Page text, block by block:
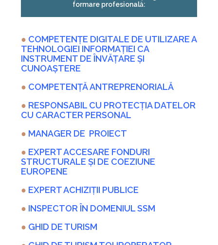
formare profesională:
● COMPETENȚE DIGITALE DE UTILIZARE A
TEHNOLOGIEI INFORMAȚIEI CA
INSTRUMENT DE ÎNVĂȚARE ȘI
CUNOAȘTERE
● COMPETENȚĂ ANTREPRENORIALĂ
● RESPONSABIL CU PROTECȚIA DATELOR
CU CARACTER PERSONAL
● MANAGER DE PROIECT
● EXPERT ACCESARE FONDURI
STRUCTURALE ȘI DE COEZIUNE
EUROPENE
● EXPERT ACHIZIȚII PUBLICE
● INSPECTOR ÎN DOMENIUL SSM
● GHID DE TURISM